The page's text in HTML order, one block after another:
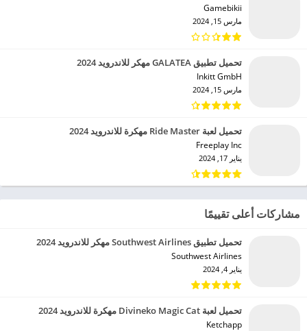
Gamebikii‏
مارس 15, 2024
تحميل تطبيق GALATEA مهكر للاندرويد 2024
Inkitt GmbH‏
مارس 15, 2024
تحميل لعبة Ride Master مهكرة للاندرويد 2024
Freeplay Inc‏
يناير 17, 2024
مشاركات أعلى تقييمًا
تحميل تطبيق Southwest Airlines مهكر للاندرويد 2024
Southwest Airlines‏
يناير 4, 2024
تحميل لعبة Divineko Magic Cat مهكرة للاندرويد 2024
Ketchapp‏